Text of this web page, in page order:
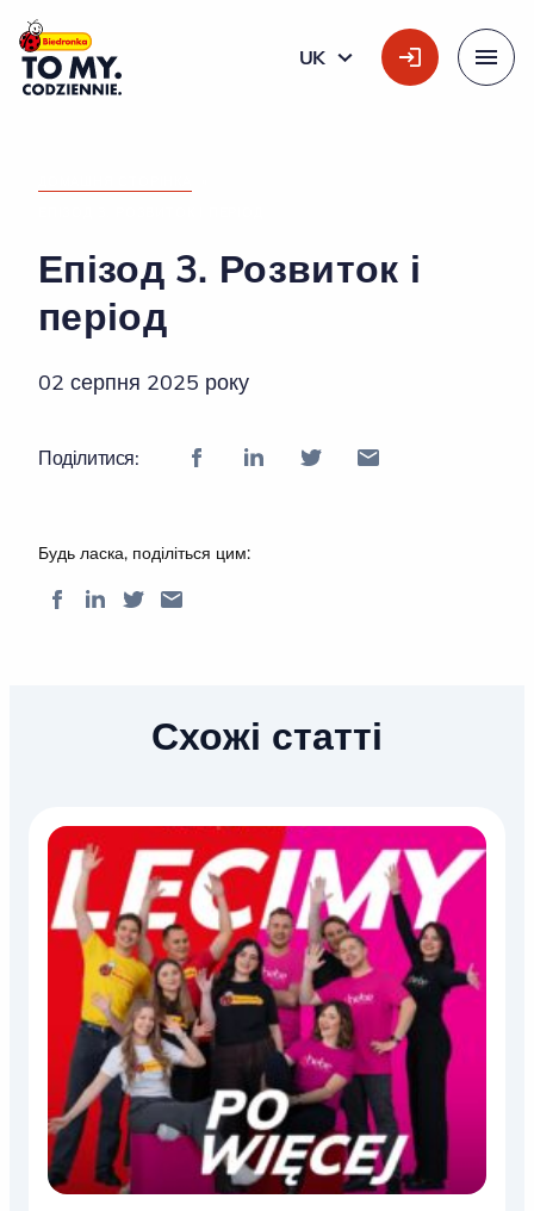
Головний логотип
UK
УКРАЇНСЬКА
Епізод 3. Розвиток і
період
02 серпня 2025 року
Поділитися:
Будь ласка, поділіться цим:
Схожі статті